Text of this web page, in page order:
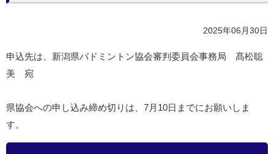
2025年06月30日
申込先は、新潟県バドミントン協会審判委員会事務局 髙松聡
美 宛
県協会への申し込み締め切りは、7月10日までにお願いしま
す。